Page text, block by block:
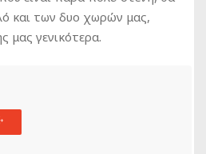
και των δυο χωρών μας,
μας γενικότερα.